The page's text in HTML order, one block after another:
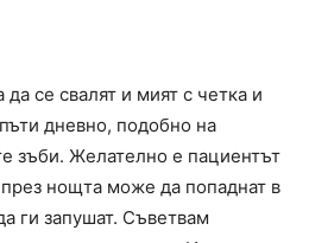
да се свалят и мият с четка и
дневно, подобно на
зъби. Желателно е пациентът
нощта може да попаднат в
ги запушат. Съветвам